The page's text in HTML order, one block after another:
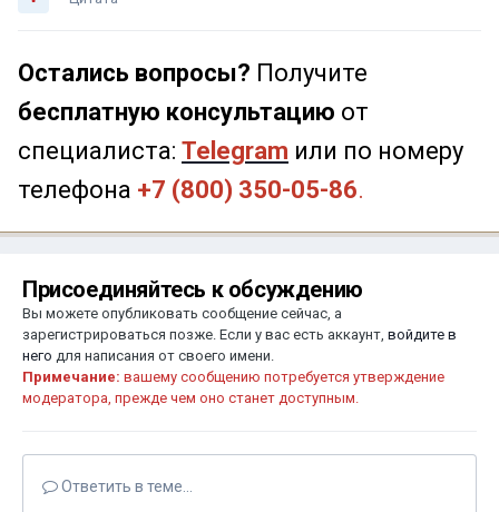
Остались вопросы? Получите
бесплатную консультацию от
специалиста: Telegram или по номеру
телефона +7 (800) 350-05-86.
Присоединяйтесь к обсуждению
Вы можете опубликовать сообщение сейчас, а
зарегистрироваться позже. Если у вас есть аккаунт, войдите в
него для написания от своего имени.
Примечание: вашему сообщению потребуется утверждение
модератора, прежде чем оно станет доступным.
Ответить в теме...